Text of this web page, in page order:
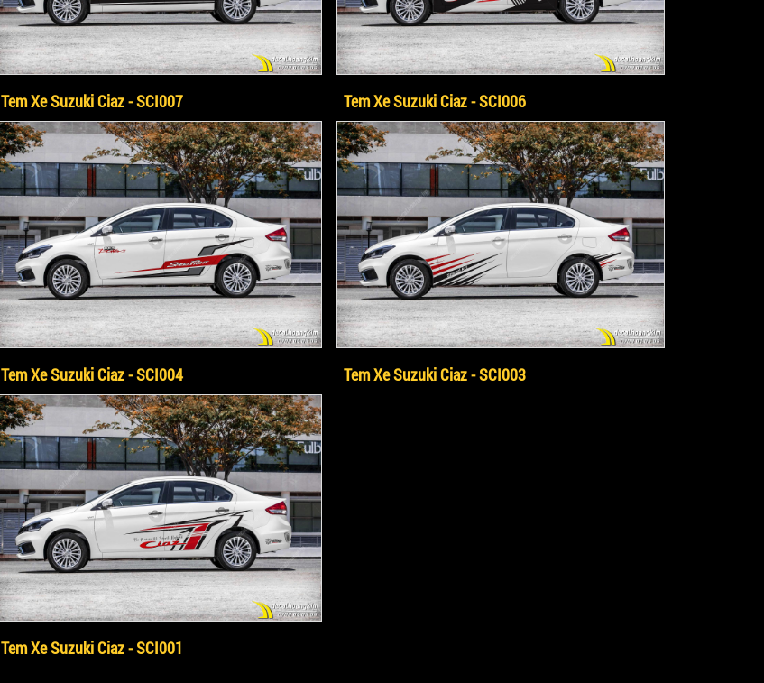
Tem Xe Suzuki Ciaz - SCI007 Tem Xe Suzuki Ciaz - SCI006
Tem Xe Suzuki Ciaz - SCI004 Tem Xe Suzuki Ciaz - SCI003
Tem Xe Suzuki Ciaz - SCI001